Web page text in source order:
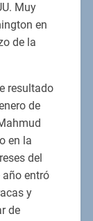
Muy
en
de la
resultado
de
en la
del
entró
y
de